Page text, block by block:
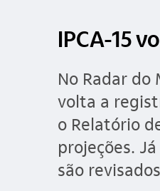
IPCA-15
No Radar do
volta a
o Relatório
projeções.
são